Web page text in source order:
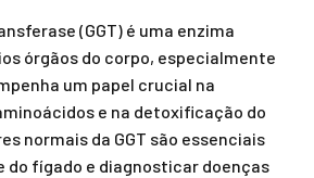
(GGT) é uma enzima
órgãos do corpo, especialmente
um papel crucial na
e na detoxificação do
normais da GGT são essenciais
do fígado e diagnosticar doenças